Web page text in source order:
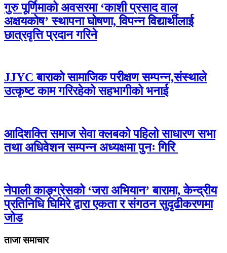
गुरु पूर्णिमाको अवसरमा ‘काशी प्रसाद वाल
अक्षयकोष’ स्थापना घोषणा, विपन्न विद्यार्थीलाई
छात्रवृत्ति प्रदान गरिने
JJYC बाराको सामाजिक परीक्षण सम्पन्न,संस्थाले
उत्कृष्ट काम गरिरहेको सहभागीको भनाई
आदिशक्ति समाज सेवा क्लबको पहिलो साधारण सभा
तथा अधिवेशन सम्पन्न अध्यक्षमा पुनः गिरि
नेपाली काङ्ग्रेसको ‘जरा अभियान’ बारामा, केन्द्रीय
प्रतिनिधि घिमिरे द्वारा एकता र संगठन सुदृढीकरणमा
जोड
ताजा समाचार